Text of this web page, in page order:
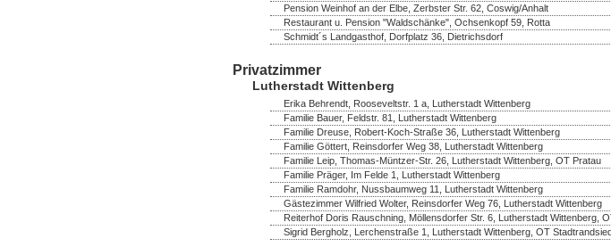
Pension Weinhof an der Elbe, Zerbster Str. 62, Coswig/Anhalt
Restaurant u. Pension "Waldschänke", Ochsenkopf 59, Rotta
Schmidt´s Landgasthof, Dorfplatz 36, Dietrichsdorf
Privatzimmer
Lutherstadt Wittenberg
Erika Behrendt, Rooseveltstr. 1 a, Lutherstadt Wittenberg
Familie Bauer, Feldstr. 81, Lutherstadt Wittenberg
Familie Dreuse, Robert-Koch-Straße 36, Lutherstadt Wittenberg
Familie Göttert, Reinsdorfer Weg 38, Lutherstadt Wittenberg
Familie Leip, Thomas-Müntzer-Str. 26, Lutherstadt Wittenberg, OT Pratau
Familie Präger, Im Felde 1, Lutherstadt Wittenberg
Familie Ramdohr, Nussbaumweg 11, Lutherstadt Wittenberg
Gästezimmer Wilfried Wolter, Reinsdorfer Weg 76, Lutherstadt Wittenberg
Reiterhof Doris Rauschning, Möllensdorfer Str. 6, Lutherstadt Wittenberg,
Sigrid Bergholz, Lerchenstraße 1, Lutherstadt Wittenberg, OT